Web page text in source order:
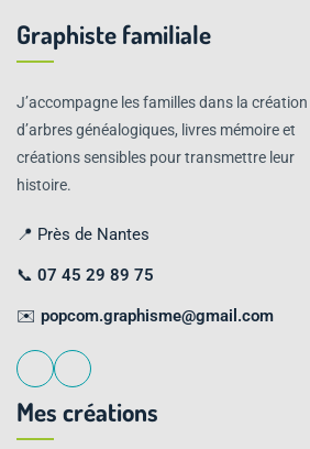
Graphiste familiale
J’accompagne les familles dans la création
d’arbres généalogiques, livres mémoire et
créations sensibles pour transmettre leur
histoire.
📍 Près de Nantes
📞 07 45 29 89 75
✉️ popcom.graphisme@gmail.com
Mes créations